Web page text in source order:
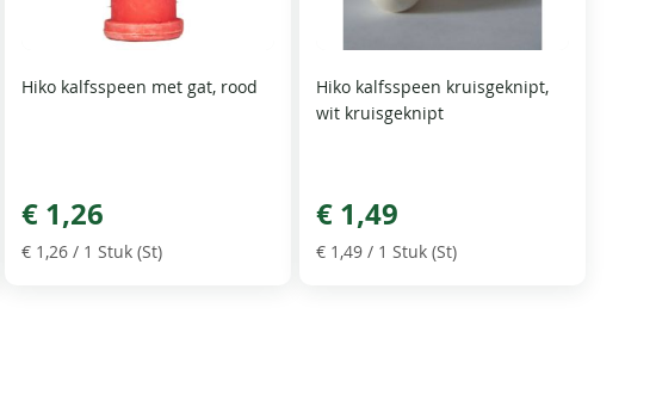
Hiko kalfsspeen met gat, rood
€ 1,26
€ 1,26 / 1 Stuk (St)
Hiko kalfsspeen kruisgeknipt,
wit kruisgeknipt
€ 1,49
€ 1,49/ 1 Stuk (St)